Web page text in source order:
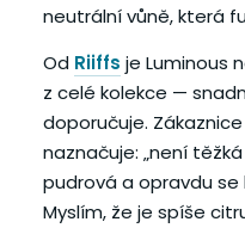
neutrální vůně, která
Od Riiffs je Luminous
z celé kolekce —
doporučuje.
naznačuje: „není
pudrová a opravdu se
Myslím, že je spíše